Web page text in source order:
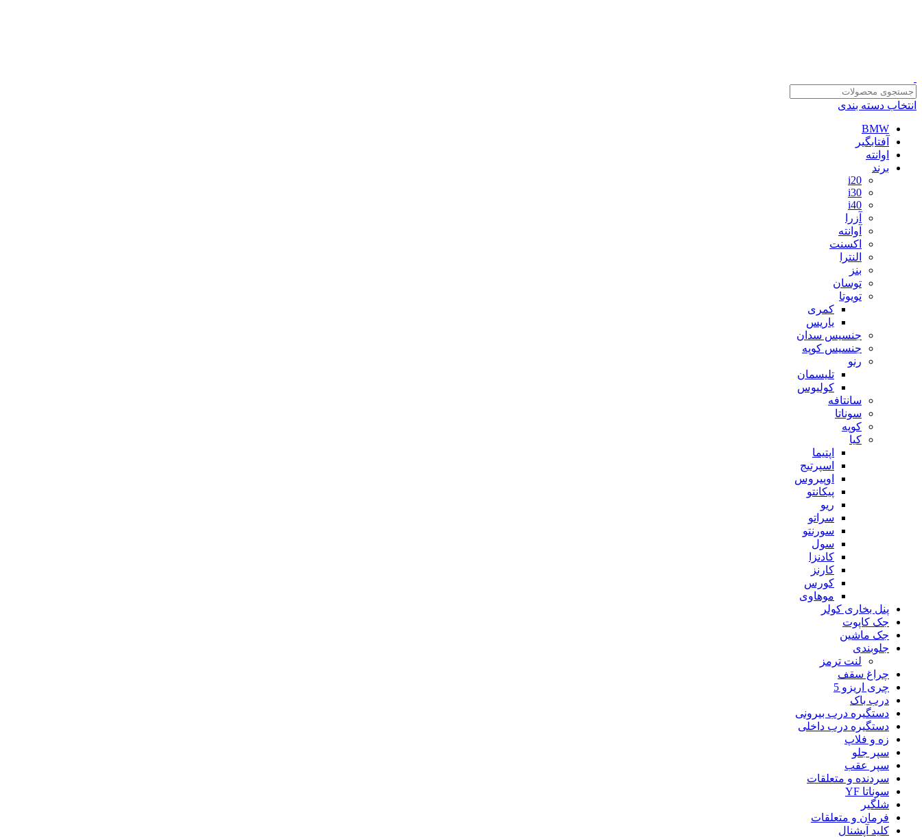
انتخاب دسته بندی
BMW
آفتابگیر
اوانته
برند
i20
i30
i40
آزرا
آوانته
اکسنت
النترا
بنز
توسان
تویوتا
کمری
یاریس
جنسیس سدان
جنسیس کوپه
رنو
تلیسمان
کولیوس
سانتافه
سوناتا
کوپه
کیا
اپتیما
اسپرتیج
اوپیروس
پیکانتو
ریو
سراتو
سورنتو
سول
کادنزا
کارنز
کورس
موهاوی
پنل بخاری کولر
جک کاپوت
جک ماشین
جلوبندی
لنت ترمز
چراغ سقف
چری اریزو 5
درب باک
دستگیره درب بیرونی
دستگیره درب داخلی
زه و فلاپ
سپر جلو
سپر عقب
سردنده و متعلقات
سوناتا YF
شلگیر
فرمان و متعلقات
کلید آپشنال